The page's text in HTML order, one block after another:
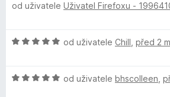
n
5
o
o
n
od uživatele Uživatel Firefoxu -
H
n
od uživatele Chill před 2
H
od uživatele bhscolleen